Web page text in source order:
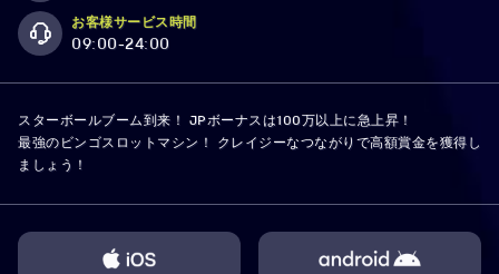
お客様サービス時間
09:00-24:00
スターボールブーム到来！ JPボーナスは100万以上に急上昇！
最強のビンゴスロットマシン！ クレイジーなつながりで高額賞金を獲得し
ましょう！